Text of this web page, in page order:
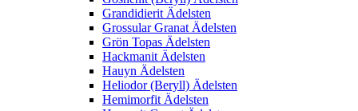
Grandidierit Ädelsten
Grossular Granat Ädelsten
Grön Topas Ädelsten
Hackmanit Ädelsten
Hauyn Ädelsten
Heliodor (Beryll) Ädelsten
Hemimorfit Ädelsten